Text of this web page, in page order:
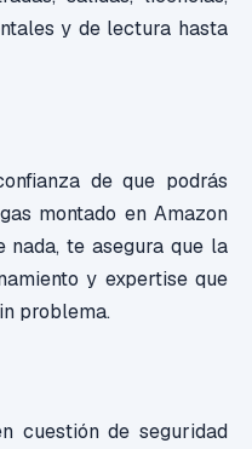
y de lectura hasta
de que podrás
montado en Amazon
nada, te asegura que la
y expertise que
problema.
cuestión de seguridad